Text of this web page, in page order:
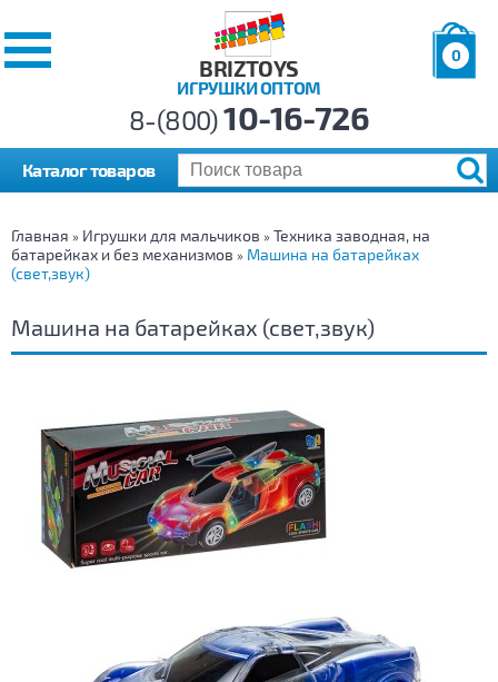
BRIZTOYS
ИГРУШКИ ОПТОМ
0
р.
8-(800)10-16-726
Каталог товаров
Главная » Игрушки для мальчиков » Техника заводная, на
батарейках и без механизмов » Машина на батарейках
(свет,звук)
Машина на батарейках (свет,звук)